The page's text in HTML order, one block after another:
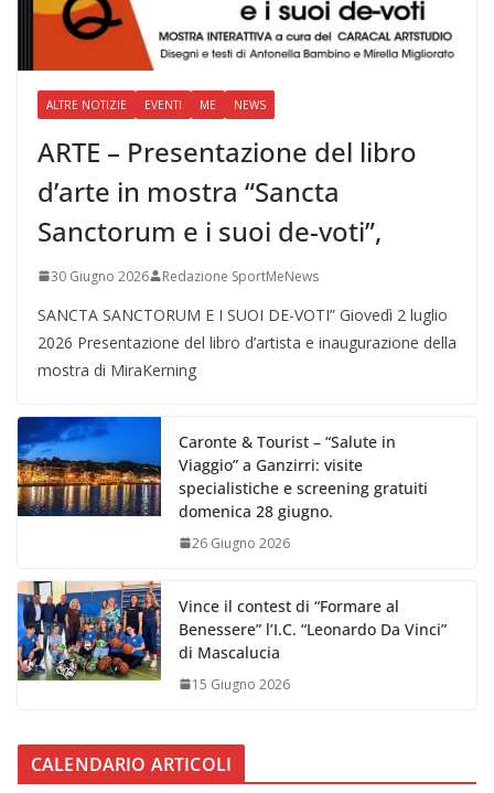
ALTRE NOTIZIE EVENTI ME NEWS
ARTE – Presentazione del libro
d’arte in mostra “Sancta
Sanctorum e i suoi de-voti”,
30 Giugno 2026 Redazione SportMeNews
SANCTA SANCTORUM E I SUOI DE-VOTI” Giovedì 2 luglio
2026 Presentazione del libro d’artista e inaugurazione della
mostra di MiraKerning
Caronte & Tourist – “Salute in
Viaggio” a Ganzirri: visite
specialistiche e screening gratuiti
domenica 28 giugno.
26 Giugno 2026
Vince il contest di “Formare al
Benessere” l’I.C. “Leonardo Da Vinci”
di Mascalucia
15 Giugno 2026
CALENDARIO ARTICOLI